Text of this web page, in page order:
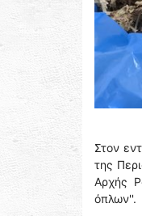
Στον
της
Αρχής
όπλων''.